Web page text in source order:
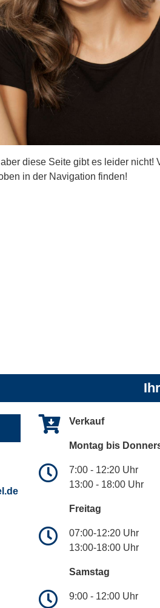
diese Seite gibt es leider nicht!
in der Navigation finden!
Verkauf
Montag bis
7:00 - 12:20 Uhr
13:00 - 18:00 Uhr
Freitag
07:00-12:20 Uhr
13:00-18:00 Uhr
Samstag
9:00 - 12:00 Uhr